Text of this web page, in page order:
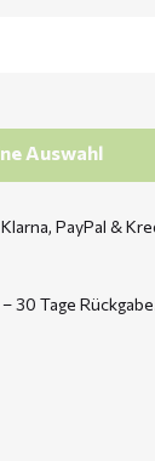
Auswahl
PayPal &
30 Tage